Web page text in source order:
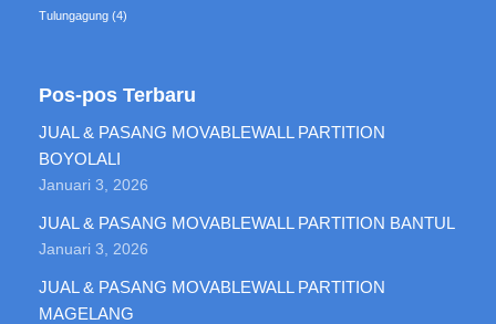
Tulungagung (4)
Pos-pos Terbaru
JUAL & PASANG MOVABLEWALL PARTITION
BOYOLALI
Januari 3, 2026
JUAL & PASANG MOVABLEWALL PARTITION BANTUL
Januari 3, 2026
JUAL & PASANG MOVABLEWALL PARTITION
MAGELANG